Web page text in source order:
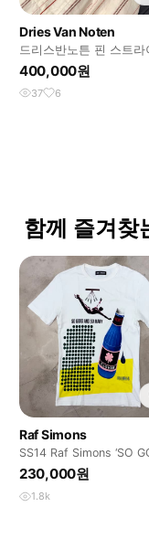
Dries Van Noten
드리스반노튼 핀 스트라
오픈셔츠
400,000원
37 6
함께 즐겨찾
Raf Simons
SS14 Raf Simons ‘SO
AND SO MANY’
230,000원
1.8k